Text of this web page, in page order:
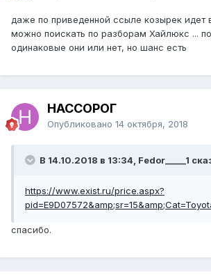
даже по приведенной ссыле козырек идет
можно поискать по разборам Хайлюкс ...
одинаковые они или нет, но шанс есть
НАССОРОГ
Опубликовано 14 октября, 2018
В 14.10.2018 в 13:34, Fedor_____1
https://www.exist.ru/price.aspx?
спасибо.